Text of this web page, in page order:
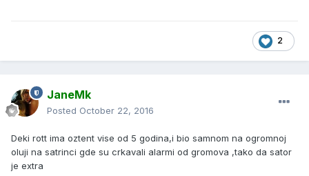
2
JaneMk
Posted October 22, 2016
Deki rott ima oztent vise od 5 godina,i bio samnom na ogromnoj
oluji na satrinci gde su crkavali alarmi od gromova ,tako da sator
je extra